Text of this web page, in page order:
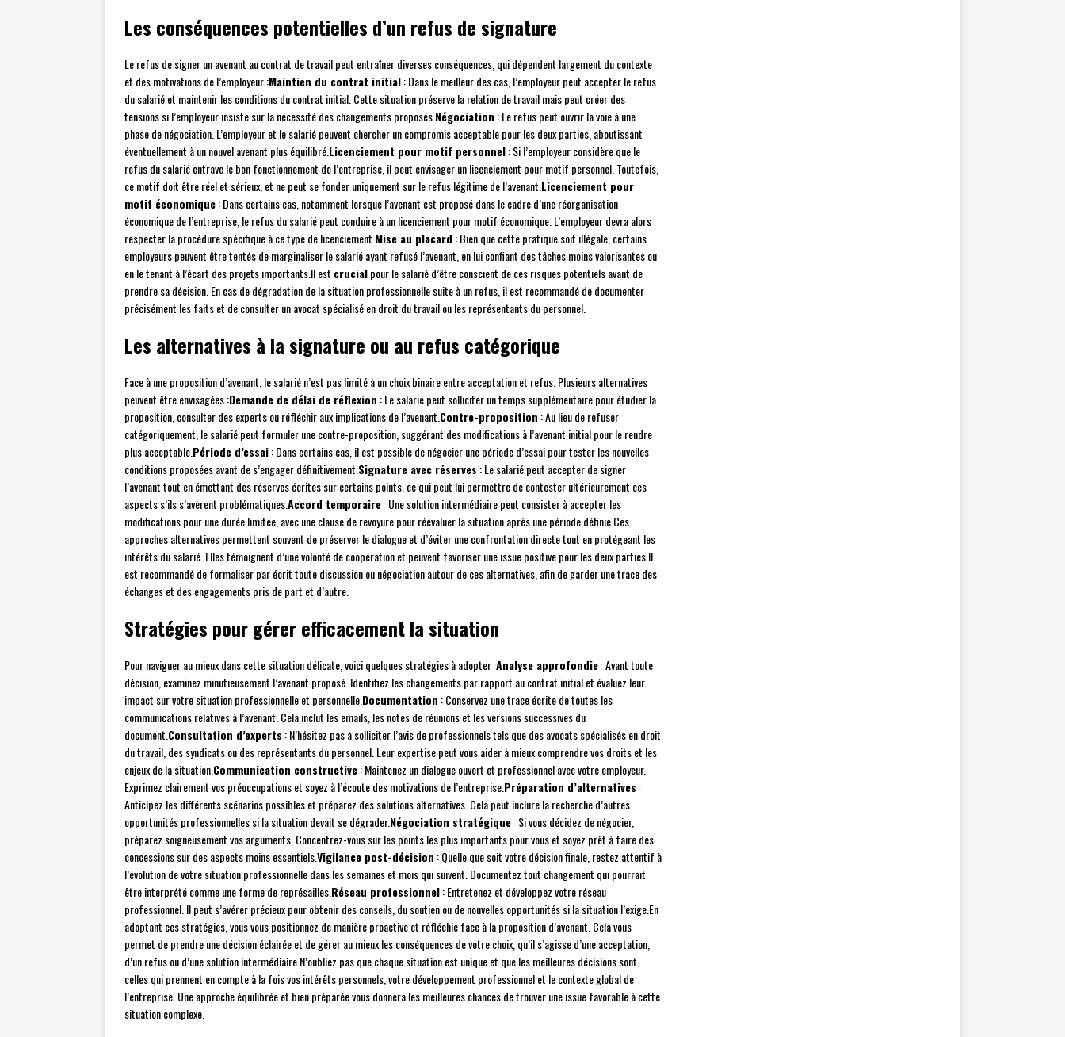
Les conséquences potentielles d’un refus de signature
Le refus de signer un avenant au contrat de travail peut entraîner diverses conséquences, qui dépendent largement du contexte
et des motivations de l’employeur :Maintien du contrat initial: Dans le meilleur des cas, l’employeur peut accepter le refus
du salarié et maintenir les conditions du contrat initial. Cette situation préserve la relation de travail mais peut créer des
tensions si l’employeur insiste sur la nécessité des changements proposés.Négociation : Le refus peut ouvrir la voie à une
phase de négociation. L’employeur et le salarié peuvent chercher un compromis acceptable pour les deux parties, aboutissant
éventuellement à un nouvel avenant plus équilibré.Licenciement pour motif personnel: Si l’employeur considère que le
refus du salarié entrave le bon fonctionnement de l’entreprise, il peut envisager un licenciement pour motif personnel. Toutefois,
ce motif doit être réel et sérieux, et ne peut se fonder uniquement sur le refus légitime de l’avenant. Licenciement pour
motif économique: Dans certains cas, notamment lorsque l’avenant est proposé dans le cadre d’une réorganisation
économique de l’entreprise, le refus du salarié peut conduire à un licenciement pour motif économique. L’employeur devra alors
respecter la procédure spécifique à ce type de licenciement. Mise au placard : Bien que cette pratique soit illégale, certains
employeurs peuvent être tentés de marginaliser le salarié ayant refusé l’avenant, en lui confiant des tâches moins valorisantes ou
en le tenant à l’écart des projets importants.Il est crucialpour le salarié d’être conscient de ces risques potentiels avant de
prendre sa décision. En cas de dégradation de la situation professionnelle suite à un refus, il est recommandé de documenter
précisément les faits et de consulter un avocat spécialisé en droit du travail ou les représentants du personnel.
Les alternatives à la signature ou au refus catégorique
Face à une proposition d’avenant, le salarié n’est pas limité à un choix binaire entre acceptation et refus. Plusieurs alternatives
peuvent être envisagées :Demande de délai de réflexion : Le salarié peut solliciter un temps supplémentaire pour étudier la
proposition, consulter des experts ou réfléchir aux implications de l’avenant. Contre-proposition : Au lieu de refuser
catégoriquement, le salarié peut formuler une contre-proposition, suggérant des modifications à l’avenant initial pour le rendre
plus acceptable.Période d’essai: Dans certains cas, il est possible de négocier une période d’essai pour tester les nouvelles
conditions proposées avant de s’engager définitivement. Signature avec réserves : Le salarié peut accepter de signer
l’avenant tout en émettant des réserves écrites sur certains points, ce qui peut lui permettre de contester ultérieurement ces
aspects s’ils s’avèrent problématiques.Accord temporaire: Une solution intermédiaire peut consister à accepter les
modifications pour une durée limitée, avec une clause de revoyure pour réévaluer la situation après une période définie.Ces
approches alternatives permettent souvent de préserver le dialogue et d’éviter une confrontation directe tout en protégeant les
intérêts du salarié. Elles témoignent d’une volonté de coopération et peuvent favoriser une issue positive pour les deux parties.Il
est recommandé de formaliser par écrit toute discussion ou négociation autour de ces alternatives, afin de garder une trace des
échanges et des engagements pris de part et d’autre.
Stratégies pour gérer efficacement la situation
Pour naviguer au mieux dans cette situation délicate, voici quelques stratégies à adopter :Analyse approfondie: Avant toute
décision, examinez minutieusement l’avenant proposé. Identifiez les changements par rapport au contrat initial et évaluez leur
impact sur votre situation professionnelle et personnelle.Documentation : Conservez une trace écrite de toutes les
communications relatives à l’avenant. Cela inclut les emails, les notes de réunions et les versions successives du
document. Consultation d’experts : N’hésitez pas à solliciter l’avis de professionnels tels que des avocats spécialisés en droit
du travail, des syndicats ou des représentants du personnel. Leur expertise peut vous aider à mieux comprendre vos droits et les
enjeux de la situation.Communication constructive: Maintenez un dialogue ouvert et professionnel avec votre employeur.
Exprimez clairement vos préoccupations et soyez à l’écoute des motivations de l’entreprise.Préparation d’alternatives :
Anticipez les différents scénarios possibles et préparez des solutions alternatives. Cela peut inclure la recherche d’autres
opportunités professionnelles si la situation devait se dégrader.Négociation stratégique: Si vous décidez de négocier,
préparez soigneusement vos arguments. Concentrez-vous sur les points les plus importants pour vous et soyez prêt à faire des
concessions sur des aspects moins essentiels.Vigilance post-décision : Quelle que soit votre décision finale, restez attentif à
l’évolution de votre situation professionnelle dans les semaines et mois qui suivent. Documentez tout changement qui pourrait
être interprété comme une forme de représailles.Réseau professionnel: Entretenez et développez votre réseau
professionnel. Il peut s’avérer précieux pour obtenir des conseils, du soutien ou de nouvelles opportunités si la situation l’exige.En
adoptant ces stratégies, vous vous positionnez de manière proactive et réfléchie face à la proposition d’avenant. Cela vous
permet de prendre une décision éclairée et de gérer au mieux les conséquences de votre choix, qu’il s’agisse d’une acceptation,
d’un refus ou d’une solution intermédiaire.N’oubliez pas que chaque situation est unique et que les meilleures décisions sont
celles qui prennent en compte à la fois vos intérêts personnels, votre développement professionnel et le contexte global de
l’entreprise. Une approche équilibrée et bien préparée vous donnera les meilleures chances de trouver une issue favorable à cette
situation complexe.